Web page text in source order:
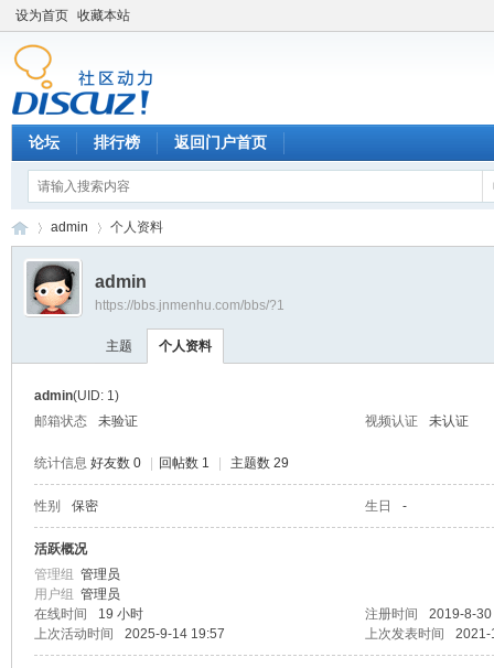
设为首页 收藏本站
论坛 排行榜 返回门户首页
›
admin 个人资料
admin
https://bbs.jnmenhu.com/bbs/?1
主题 个人资料
admin(UID: 1)
邮箱状态
未验证 视频认证 未认证
统计信息 好友数 0 回帖数 1 主题数 29
性别 保密 生日 -
活跃概况
管理组 管理员
用户组 管理员
在线时间
19 小时 注册时间
2019-8-
上次活动时间
2025-9-14 19:57 上次发表时间 2021-